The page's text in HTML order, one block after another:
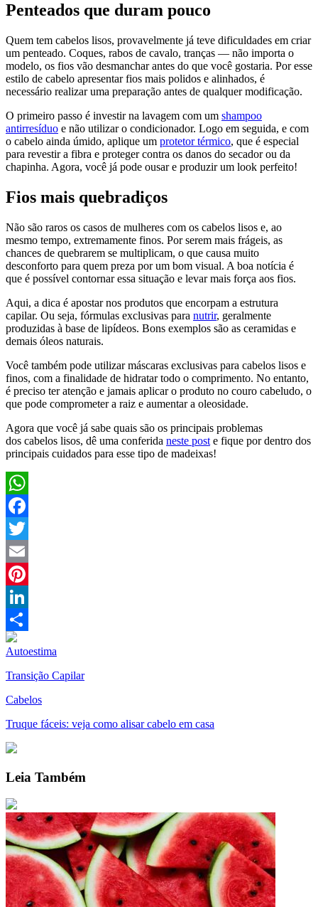
Penteados que duram pouco
Quem tem cabelos lisos, provavelmente já teve dificuldades em criar
um penteado. Coques, rabos de cavalo, tranças — não importa o
modelo, os fios vão desmanchar antes do que você gostaria. Por esse
estilo de cabelo apresentar fios mais polidos e alinhados, é
necessário realizar uma preparação antes de qualquer modificação.
O primeiro passo é investir na lavagem com um shampoo
antirresíduo e não utilizar o condicionador. Logo em seguida, e com
o cabelo ainda úmido, aplique um protetor térmico, que é especial
para revestir a fibra e proteger contra os danos do secador ou da
chapinha. Agora, você já pode ousar e produzir um look perfeito!
Fios mais quebradiços
Não são raros os casos de mulheres com os cabelos lisos e, ao
mesmo tempo, extremamente finos. Por serem mais frágeis, as
chances de quebrarem se multiplicam, o que causa muito
desconforto para quem preza por um bom visual. A boa notícia é
que é possível contornar essa situação e levar mais força aos fios.
Aqui, a dica é apostar nos produtos que encorpam a estrutura
capilar. Ou seja, fórmulas exclusivas para nutrir, geralmente
produzidas à base de lipídeos. Bons exemplos são as ceramidas e
demais óleos naturais.
Você também pode utilizar máscaras exclusivas para cabelos lisos e
finos, com a finalidade de hidratar todo o comprimento. No entanto,
é preciso ter atenção e jamais aplicar o produto no couro cabeludo, o
que pode comprometer a raiz e aumentar a oleosidade.
Agora que você já sabe quais são os principais problemas
dos cabelos lisos, dê uma conferida neste post e fique por dentro dos
principais cuidados para esse tipo de madeixas!
WhatsApp
Facebook
Twitter
Email
Pinterest
LinkedIn
Compartilhar
Autoestima
Transição Capilar
Cabelos
Truque fáceis: veja como alisar cabelo em casa
Leia Também